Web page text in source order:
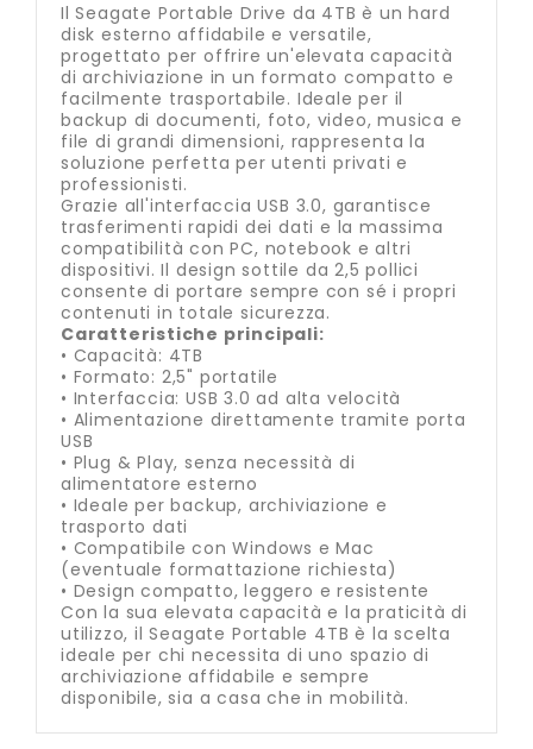
Il Seagate Portable Drive da 4TB è un hard
disk esterno affidabile e versatile,
progettato per offrire un'elevata capacità
di archiviazione in un formato compatto e
facilmente trasportabile. Ideale per il
backup di documenti, foto, video, musica e
file di grandi dimensioni, rappresenta la
soluzione perfetta per utenti privati e
professionisti.
Grazie all'interfaccia USB 3.0, garantisce
trasferimenti rapidi dei dati e la massima
compatibilità con PC, notebook e altri
dispositivi. Il design sottile da 2,5 pollici
consente di portare sempre con sé i propri
contenuti in totale sicurezza.
Caratteristiche principali:
• Capacità: 4TB
• Formato: 2,5" portatile
• Interfaccia: USB 3.0 ad alta velocità
• Alimentazione direttamente tramite porta
USB
• Plug & Play, senza necessità di
alimentatore esterno
• Ideale per backup, archiviazione e
trasporto dati
• Compatibile con Windows e Mac
(eventuale formattazione richiesta)
• Design compatto, leggero e resistente
Con la sua elevata capacità e la praticità di
utilizzo, il Seagate Portable 4TB è la scelta
ideale per chi necessita di uno spazio di
archiviazione affidabile e sempre
disponibile, sia a casa che in mobilità.